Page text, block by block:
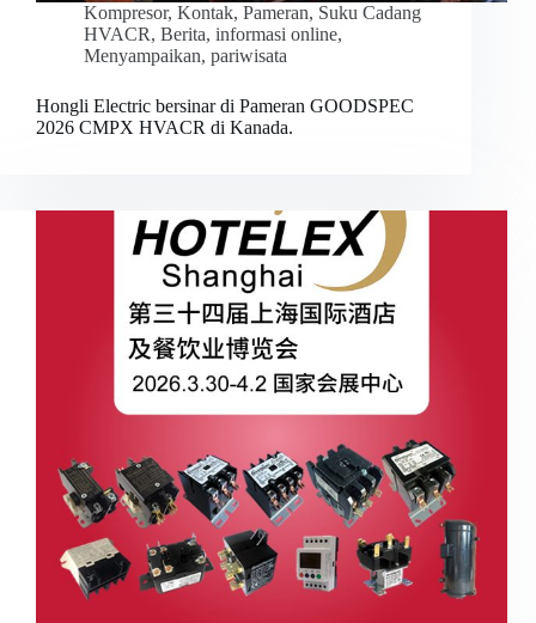
Kompresor, Kontak, Pameran, Suku Cadang
HVACR, Berita, informasi online,
Menyampaikan, pariwisata
Hongli Electric bersinar di Pameran GOODSPEC
2026 CMPX HVACR di Kanada.